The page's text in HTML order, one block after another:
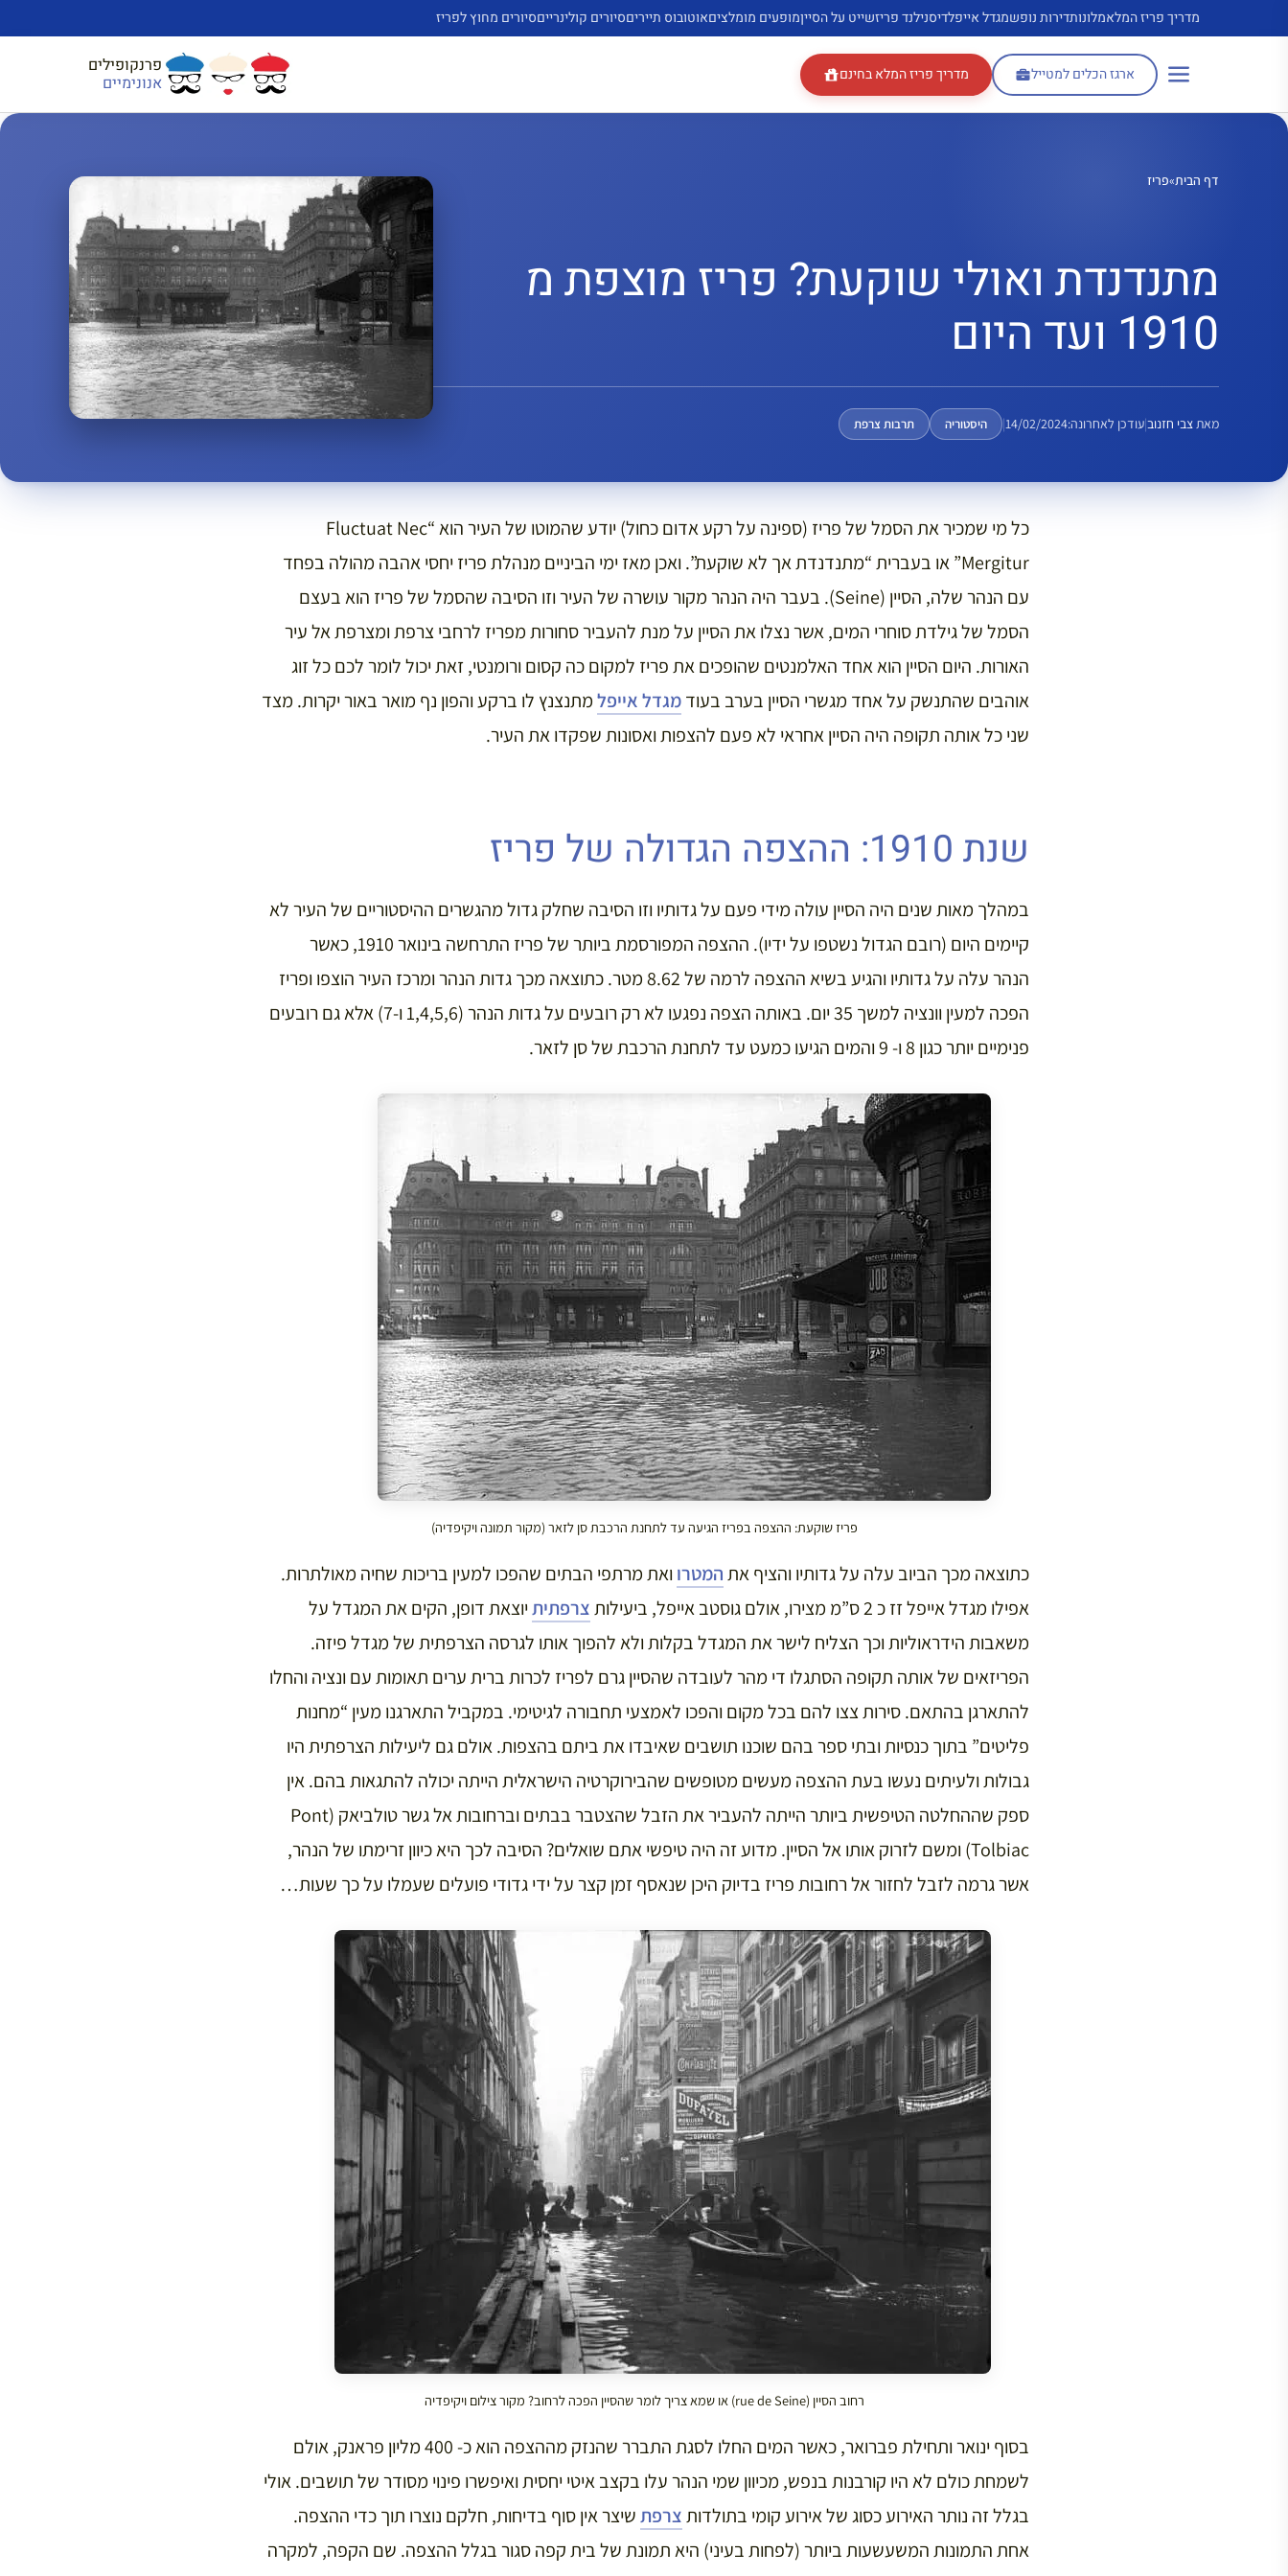
מדריך פריז המלאמלונותדירות נופשמגדל אייפלדיסנילנד פריזשייט על הסייןמופעים מומלציםאוטובוס תייריםסיורים קולינרייםסיורים מחוץ לפריז
ארגז הכלים למטייל מדריך פריז המלא בחינם פרנקופילים
אנונימיים
דף הבית»פריז
מתנדנדת ואולי שוקעת? פריז מוצפת מ
1910 ועד היום
מאתצבי חזנוב|עודכן לאחרונה:14/02/2024
| היסטוריה תרבות צרפת
כל מי שמכיר את הסמל של פריז (ספינה על רקע אדום כחול) יודע שהמוטו של העיר הוא “Fluctuat Nec
Mergitur” או בעברית “מתנדנדת אך לא שוקעת”. ואכן מאז ימי הביניים מנהלת פריז יחסי אהבה מהולה בפחד
עם הנהר שלה, הסיין (Seine). בעבר היה הנהר מקור עושרה של העיר וזו הסיבה שהסמל של פריז הוא בעצם
הסמל של גילדת סוחרי המים, אשר נצלו את הסיין על מנת להעביר סחורות מפריז לרחבי צרפת ומצרפת אל עיר
האורות. היום הסיין הוא אחד האלמנטים שהופכים את פריז למקום כה קסום ורומנטי, זאת יכול לומר לכם כל זוג
אוהבים שהתנשק על אחד מגשרי הסיין בערב בעודמגדל אייפלמתנצנץ לו ברקע והפון נף מואר באור יקרות. מצד
שני כל אותה תקופה היה הסיין אחראי לא פעם להצפות ואסונות שפקדו את העיר.
שנת 1910: ההצפה הגדולה של פריז
במהלך מאות שנים היה הסיין עולה מידי פעם על גדותיו וזו הסיבה שחלק גדול מהגשרים ההיסטוריים של העיר לא
קיימים היום (רובם הגדול נשטפו על ידיו). ההצפה המפורסמת ביותר של פריז התרחשה בינואר 1910, כאשר
הנהר עלה על גדותיו והגיע בשיא ההצפה לרמה של 8.62 מטר. כתוצאה מכך גדות הנהר ומרכז העיר הוצפו ופריז
הפכה למעין וונציה למשך 35 יום. באותה הצפה נפגעו לא רק רובעים על גדות הנהר (1,4,5,6 ו-7) אלא גם רובעים
פנימיים יותר כגון 8 ו- 9 והמים הגיעו כמעט עד לתחנת הרכבת של סן לזאר.
פריז שוקעת: ההצפה בפריז הגיעה עד לתחנת הרכבת סן לזאר (מקור תמונה ויקיפדיה)
כתוצאה מכך הביוב עלה על גדותיו והציף אתהמטרוואת מרתפי הבתים שהפכו למעין בריכות שחיה מאולתרות.
אפילו מגדל אייפל זז כ 2 ס”מ מצירו, אולם גוסטב אייפל, ביעילות
צרפתיתיוצאת דופן, הקים את המגדל על
משאבות הידראוליות וכך הצליח לישר את המגדל בקלות ולא להפוך אותו לגרסה הצרפתית של מגדל פיזה.
הפריזאים של אותה תקופה הסתגלו די מהר לעובדה שהסיין גרם לפריז לכרות ברית ערים תאומות עם ונציה והחלו
להתארגן בהתאם. סירות צצו להם בכל מקום והפכו לאמצעי תחבורה לגיטימי. במקביל התארגנו מעין “מחנות
פליטים” בתוך כנסיות ובתי ספר בהם שוכנו תושבים שאיבדו את ביתם בהצפות. אולם גם ליעילות הצרפתית היו
גבולות ולעיתים נעשו בעת ההצפה מעשים מטופשים שהבירוקרטיה הישראלית הייתה יכולה להתגאות בהם. אין
ספק שההחלטה הטיפשית ביותר הייתה להעביר את הזבל שהצטבר בבתים וברחובות אל גשר טולביאק (Pont
Tolbiac) ומשם לזרוק אותו אל הסיין. מדוע זה היה טיפשי אתם שואלים? הסיבה לכך היא כיוון זרימתו של הנהר,
אשר גרמה לזבל לחזור אל רחובות פריז בדיוק היכן שנאסף זמן קצר על ידי גדודי פועלים שעמלו על כך שעות…
רחוב הסיין (rue de Seine) או שמא צריך לומר שהסיין הפכה לרחוב? מקור צילום ויקיפדיה
בסוף ינואר ותחילת פברואר, כאשר המים החלו לסגת התברר שהנזק מההצפה הוא כ- 400 מליון פראנק, אולם
לשמחת כולם לא היו קורבנות בנפש, מכיוון שמי הנהר עלו בקצב איטי יחסית ואיפשרו פינוי מסודר של תושבים. אולי
בגלל זה נותר האירוע כסוג של אירוע קומי בתולדותצרפתשיצר אין סוף בדיחות, חלקם נוצרו תוך כדי ההצפה.
אחת התמונות המשעשעות ביותר (לפחות בעיני) היא תמונת של בית קפה סגור בגלל ההצפה. שם הקפה, למקרה